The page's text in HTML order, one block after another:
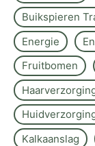
Buikspieren
Energie
Fruitbomen
Kalkaanslag